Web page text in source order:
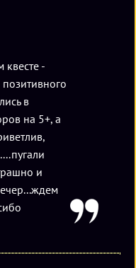
квесте составляет от
2-4 человек.
не
некоторые
рекомендуется
возможность игры
зараннее.
-
в
на 5+, а
и